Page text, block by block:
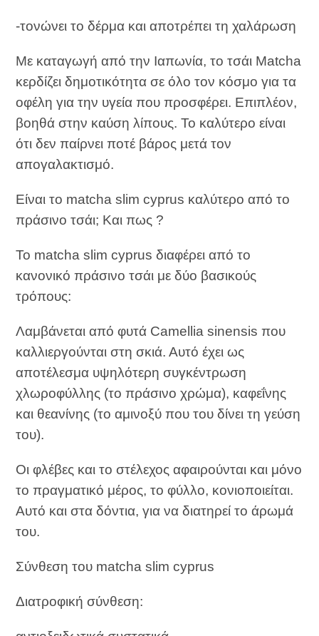
-τονώνει το δέρμα και αποτρέπει τη χαλάρωση
Με καταγωγή από την Ιαπωνία, το τσάι Matcha
κερδίζει δημοτικότητα σε όλο τον κόσμο για τα
οφέλη για την υγεία που προσφέρει. Επιπλέον,
βοηθά στην καύση λίπους. Το καλύτερο είναι
ότι δεν παίρνει ποτέ βάρος μετά τον
απογαλακτισμό.
Είναι το matcha slim cyprus καλύτερο από το
πράσινο τσάι; Και πως ?
Το matcha slim cyprus διαφέρει από το
κανονικό πράσινο τσάι με δύο βασικούς
τρόπους:
Λαμβάνεται από φυτά Camellia sinensis που
καλλιεργούνται στη σκιά. Αυτό έχει ως
αποτέλεσμα υψηλότερη συγκέντρωση
χλωροφύλλης (το πράσινο χρώμα), καφεΐνης
και θεανίνης (το αμινοξύ που του δίνει τη γεύση
του).
Οι φλέβες και το στέλεχος αφαιρούνται και μόνο
το πραγματικό μέρος, το φύλλο, κονιοποιείται.
Αυτό και στα δόντια, για να διατηρεί το άρωμά
του.
Σύνθεση του matcha slim cyprus
Διατροφική σύνθεση: